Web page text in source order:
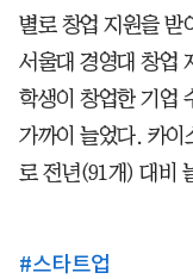
별로 창업 지원을 받
서울대 경영대 창업
학생이 창업한 기업
가까이 늘었다. 카이
로 전년(91개) 대비
#스타트업